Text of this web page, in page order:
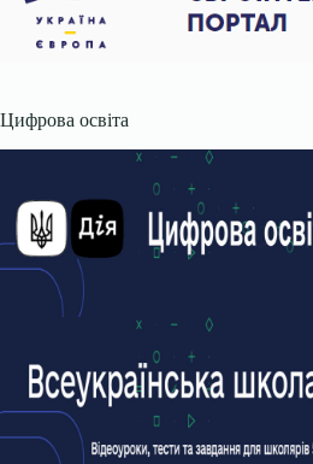
Цифрова освіта